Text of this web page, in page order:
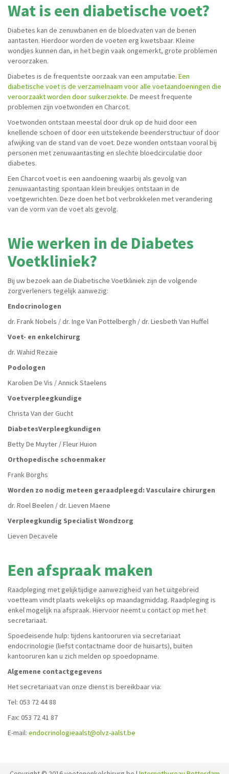
Wat is een diabetische voet?
Diabetes kan de zenuwbanen en de bloedvaten van de benen
aantasten. Hierdoor worden de voeten erg kwetsbaar. Kleine
wondjes kunnen dan, in het begin vaak ongemerkt, grote problemen
veroorzaken.
Diabetes is de frequentste oorzaak van een amputatie. Een
diabetische voet is de verzamelnaam voor alle voetaandoeningen die
veroorzaakt worden door suikerziekte. De meest frequente
problemen zijn voetwonden en Charcot.
Voetwonden ontstaan meestal door druk op de huid door een
knellende schoen of door een uitstekende beenderstructuur of door
afwijking van de stand van de voet. Deze wonden ontstaan vooral bij
personen met zenuwaantasting en slechte bloedcirculatie door
diabetes.
Een Charcot voet is een aandoening waarbij als gevolg van
zenuwaantasting spontaan klein breukjes ontstaan in de
voetgewrichten. Deze doen het bot verbrokkelen met verandering
van de vorm van de voet als gevolg.
Wie werken in de Diabetes
Voetkliniek?
Bij uw bezoek aan de Diabetische Voetkliniek zijn de volgende
zorgverleners tegelijk aanwezig:
Endocrinologen
dr. Frank Nobels / dr. Inge Van Pottelbergh / dr. Liesbeth Van Huffel
Voet- en enkelchirurg
dr. Wahid Rezaie
Podologen
Karolien De Vis / Annick Staelens
Voetverpleegkundige
Christa Van der Gucht
DiabetesVerpleegkundigen
Betty De Muyter / Fleur Huion
Orthopedische schoenmaker
Frank Borghs
Worden zo nodig meteen geraadpleegd: Vasculaire chirurgen
dr. Roel Beelen / dr. Lieven Maene
Verpleegkundig Specialist Wondzorg
Lieven Decavele
Een afspraak maken
Raadpleging met gelijktijdige aanwezigheid van het uitgebreid
voetteam vindt plaats wekelijks op maandagmiddag. Raadpleging is
enkel mogelijk na afspraak. Hiervoor neemt u contact op met het
secretariaat.
Spoedeisende hulp: tijdens kantooruren via secretariaat
endocrinologie (liefst contactname door de huisarts), buiten
kantooruren kan u zich melden op spoedopname.
Algemene contactgegevens
Het secretariaat van onze dienst is bereikbaar via:
Tel: 053 72 44 88
Fax: 053 72 41 87
E-mail: endocrinologieaalst@olvz-aalst.be